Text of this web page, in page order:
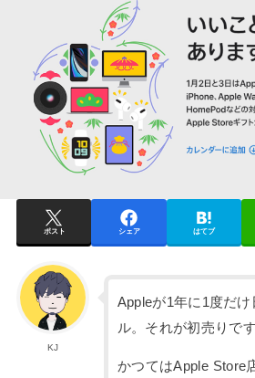
ポスト シェア はてブ
KJ
Appleが1年に1度だ
ル。それが初売りです
かつてはApple Store